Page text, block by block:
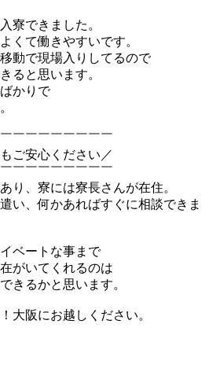
寮できました。
くて働きやすいです。
動で現場入りしてるので
ると思います。
かりで
￣￣￣￣￣￣￣￣
ご安心ください／
￣￣￣￣￣￣￣￣
り、寮には寮長さんが在住。
い、何かあればすぐに相談できま
ベートな事まで
がいてくれるのは
きるかと思います。
大阪にお越しください。